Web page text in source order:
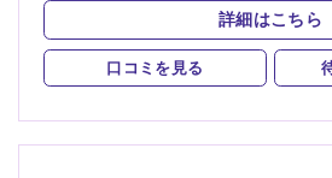
言霊 死者霊の降霊
詳細はこちら
口コミを見る